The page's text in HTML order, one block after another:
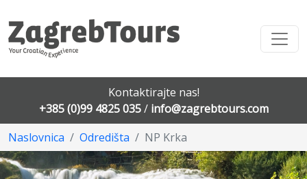
Kontaktirajte nas!
+385 (0)99 4825 035/ info@zagrebtours.com
Naslovnica
Odredišta NP Krka